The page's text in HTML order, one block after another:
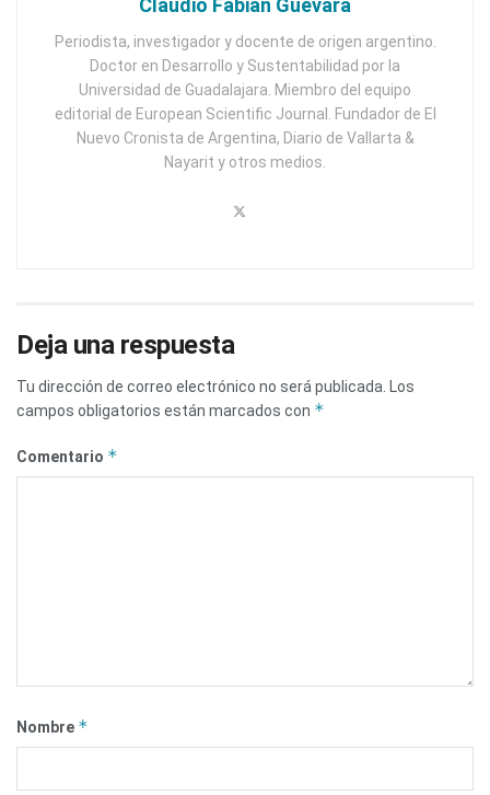
Claudio Fabián Guevara
Periodista, investigador y docente de origen argentino.
Doctor en Desarrollo y Sustentabilidad por la
Universidad de Guadalajara. Miembro del equipo
editorial de European Scientific Journal. Fundador de El
Nuevo Cronista de Argentina, Diario de Vallarta &
Nayarit y otros medios.
Deja una respuesta
Tu dirección de correo electrónico no será publicada. Los
campos obligatorios están marcados con *
Comentario *
Nombre *